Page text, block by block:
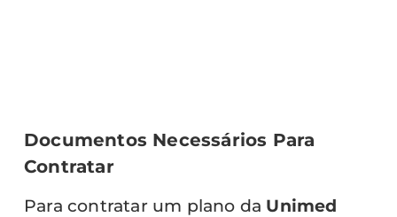
Documentos Necessários Para
Contratar
Para contratar um plano da Unimed